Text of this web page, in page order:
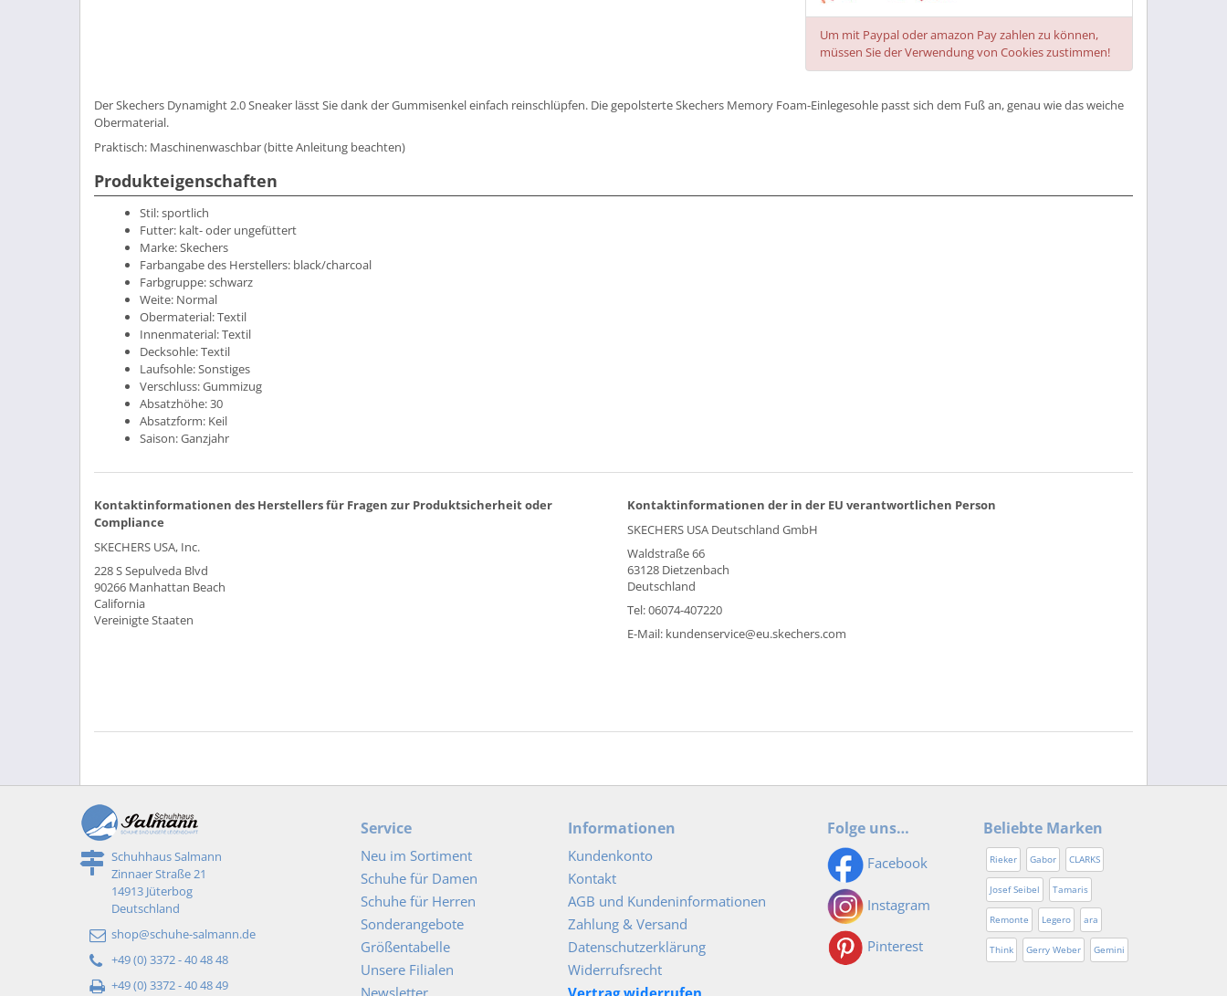
Um mit Paypal oder amazon Pay zahlen zu können,
müssen Sie der Verwendung von Cookies zustimmen!
Der Skechers Dynamight 2.0 Sneaker lässt Sie dank der Gummisenkel einfach reinschlüpfen. Die gepolsterte Skechers Memory Foam-Einlegesohle passt sich dem Fuß an, genau wie das weiche
Obermaterial.
Praktisch: Maschinenwaschbar (bitte Anleitung beachten)
Produkteigenschaften
Stil:sportlich
Futter: kalt- oder ungefüttert
Marke:Skechers
Farbangabe des Herstellers: black/charcoal
Farbgruppe:schwarz
Weite: Normal
Obermaterial:Textil
Innenmaterial:Textil
Decksohle:Textil
Laufsohle:Sonstiges
Verschluss:Gummizug
Absatzhöhe:30
Absatzform: Keil
Saison:Ganzjahr
Kontaktinformationen des Herstellers für Fragen zur Produktsicherheit oder
Compliance
SKECHERS USA, Inc.
228 S Sepulveda Blvd
90266 Manhattan Beach
California
Vereinigte Staaten
Kontaktinformationen der in der EU verantwortlichen Person
SKECHERS USA Deutschland GmbH
Waldstraße 66
63128 Dietzenbach
Deutschland
Tel: 06074-407220
E-Mail: kundenservice@eu.skechers.com
Schuhhaus Salmann
Zinnaer Straße 21
14913 Jüterbog
Deutschland
shop@schuhe-salmann.de
+49 (0) 3372 - 40 48 48
+49 (0) 3372 - 40 48 49
Service
Neu im Sortiment
Schuhe für Damen
Schuhe für Herren
Sonderangebote
Größentabelle
Unsere Filialen
Newsletter
Informationen
Kundenkonto
Kontakt
AGB und Kundeninformationen
Zahlung & Versand
Datenschutzerklärung
Widerrufsrecht
Vertrag widerrufen
Folge uns…
Facebook
Instagram
Pinterest
Beliebte Marken
Rieker Gabor CLARKS
Josef Seibel Tamaris
Remonte Legero ara
Think Gerry Weber Gemini